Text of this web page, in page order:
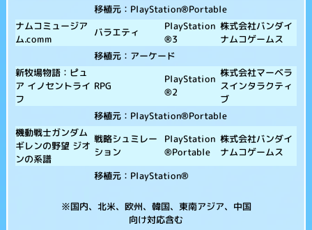
移植元：PlayStation®Portable
ナムコミュージア
ム.comm
バラエティ PlayStation
®3
株式会社バンダイ
ナムコゲームス
移植元：アーケード
新牧場物語：ピュ
ア イノセントライ
フ
RPG
PlayStation
®2
株式会社マーベラ
スインタラクティ
ブ
移植元：PlayStation®Portable
機動戦士ガンダム
ギレンの野望 ジオ
ンの系譜
戦略シュミレー
ション
PlayStation
®Portable
株式会社バンダイ
ナムコゲームス
移植元：PlayStation®
※国内、北米、欧州、韓国、東南アジア、中国
向け対応含む